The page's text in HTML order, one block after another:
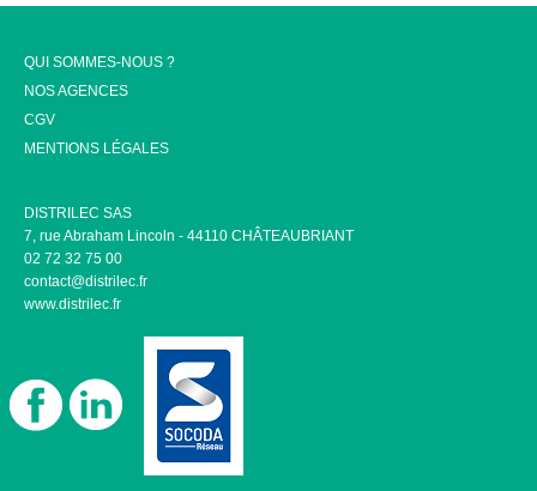
QUI SOMMES-NOUS ?
NOS AGENCES
CGV
MENTIONS LÉGALES
DISTRILEC SAS
7, rue Abraham Lincoln - 44110 CHÂTEAUBRIANT
02 72 32 75 00
contact@distrilec.fr
www.distrilec.fr